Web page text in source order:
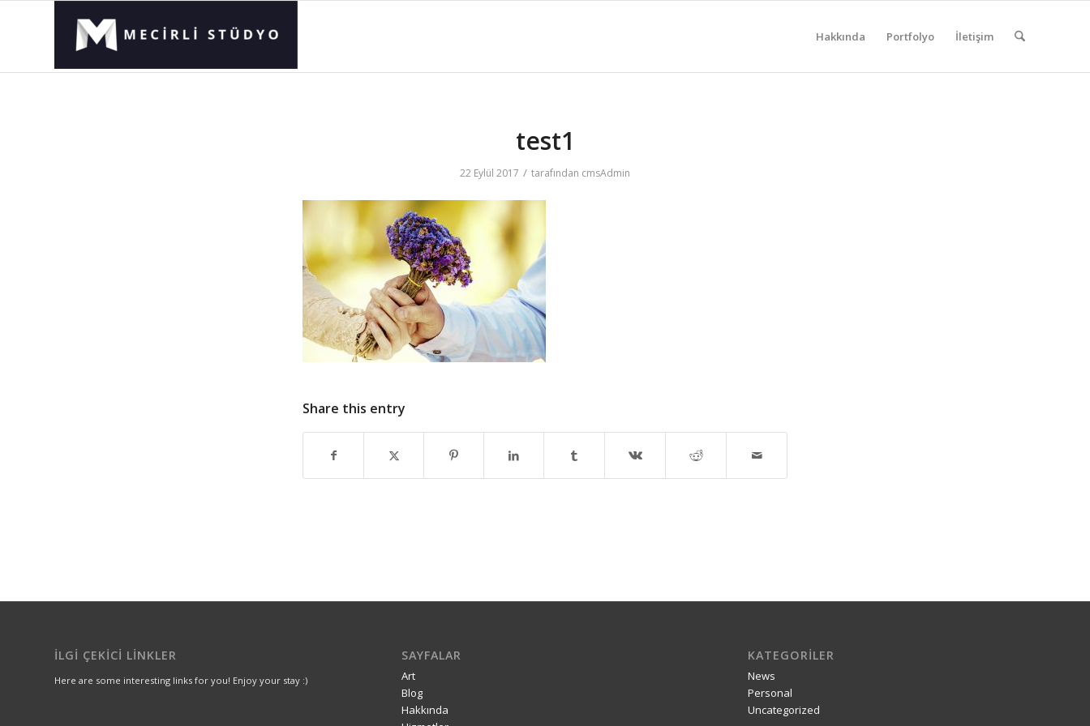
Hakkında Portfolyo İletişim
test1
22 Eylül 2017 / tarafından cmsAdmin
Share this entry
İLGI ÇEKICI LINKLER
Here are some interesting links for you! Enjoy your stay :)
SAYFALAR
Art
Blog
Hakkında
KATEGORILER
News
Personal
Uncategorized